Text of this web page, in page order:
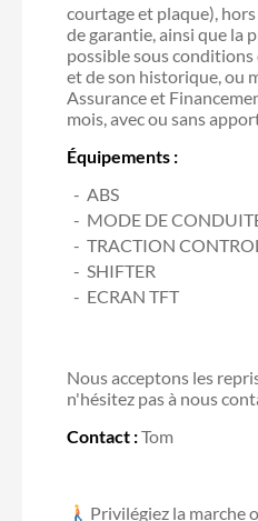
courtage et plaque),
de garantie, ainsi que la
possible sous conditions
et de son historique, ou
Assurance et
mois, avec ou sans
Équipements :
ABS
MODE DE
TRACTION
SHIFTER
ECRAN TFT
Nous acceptons les
n'hésitez pas à nous
Contact :Tom
Privilégiez la marche